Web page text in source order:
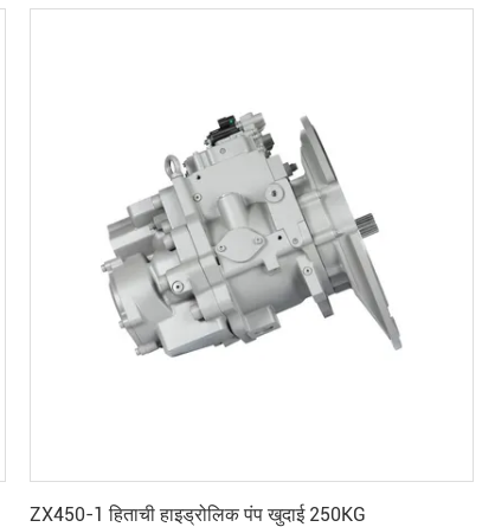
ZX450-1 हिताची हाइड्रोलिक पंप खुदाई 250KG